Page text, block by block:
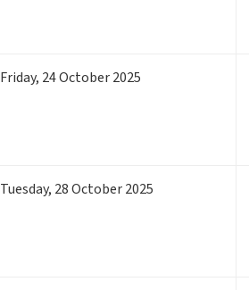
Friday, 24October 2025
Tuesday, 28October 2025